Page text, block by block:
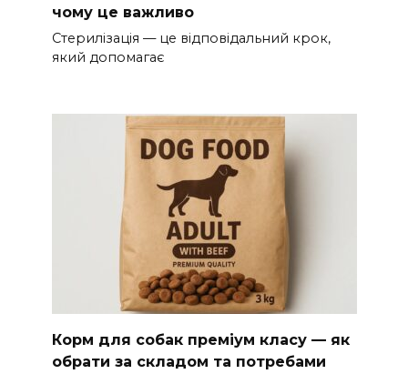
чому це важливо
Стерилізація — це відповідальний крок,
який допомагає
Корм для собак преміум класу — як
обрати за складом та потребами